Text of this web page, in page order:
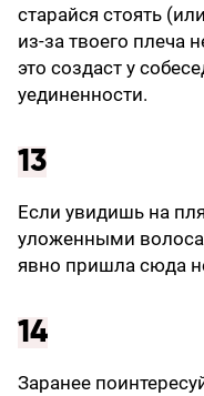
старайся стоять
из-за твоего плеча
это создаст у
уединенности.
13
Если увидишь на
уложенными
явно пришла сюда
14
Заранее